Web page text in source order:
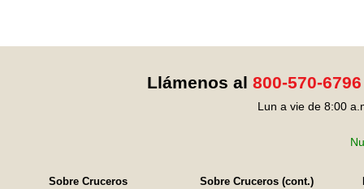
Llámenos al 800-570-6796
Lun a vie de 8:00
Sobre Cruceros
Sobre Cruceros (cont.)